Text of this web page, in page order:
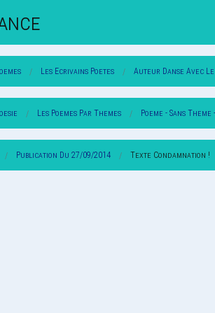
Les Ecrivains Poetes Auteur Danse Avec
Les Poemes Par Themes Poeme - Sans Theme -
Publication Du 27/09/2014 Texte Condamnation !